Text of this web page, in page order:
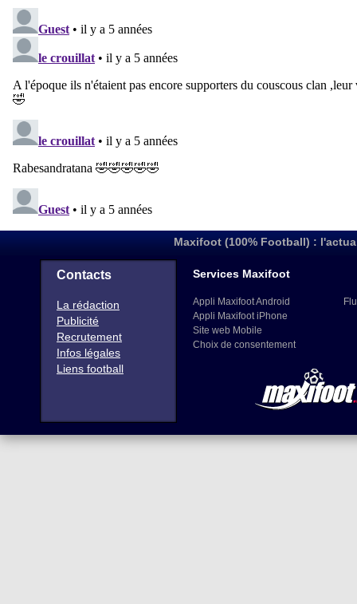
Maxifoot (100% Football) :
Contacts
La rédaction
Publicité
Recrutement
Infos légales
Liens football
Services Maxifoot
Appli Maxifoot Android
Appli Maxifoot iPhone
Site web Mobile
Choix de consentement